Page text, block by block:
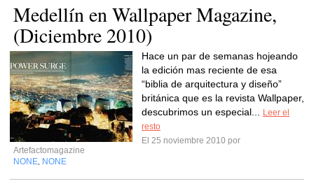
Medellín en Wallpaper Magazine,
(Diciembre 2010)
Hace un par de semanas hojeando
la edición mas reciente de esa
“biblia de arquitectura y diseño”
británica que es la revista Wallpaper,
descubrimos un especial...
Leer el
resto
El 25 noviembre 2010 por
Artefactomagazine
NONE NONE